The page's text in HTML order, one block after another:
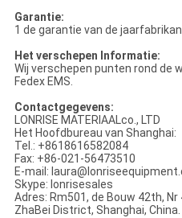
Garantie:
1 de garantie van de
Het verschepen Informatie:
Wij verschepen punten rond de
Fedex EMS.
Contactgegevens:
LONRISE MATERIAALco., LTD
Het Hoofdbureau van Shanghai:
Tel.: +8618616582084
Fax: +86-021-56473510
E-mail:
Skype: lonrisesales
Adres: Rm501, de Bouw 42th,
ZhaBei District, Shanghai, China.